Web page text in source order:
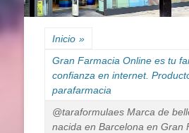
Inicio »
Gran Farmacia Online es tu
confianza en internet.
parafarmacia
@taraformulaes Marca de
nacida en Barcelona en Gran